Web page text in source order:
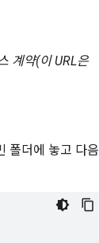
계약(이 URL은
폴더에 놓고 다음